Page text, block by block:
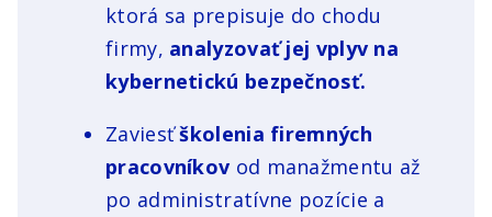
ktorá sa prepisuje do chodu
firmy, analyzovať jej vplyv na
kybernetickú bezpečnosť.
Zaviesťškolenia firemných
pracovníkov od manažmentu až
po administratívne pozície a